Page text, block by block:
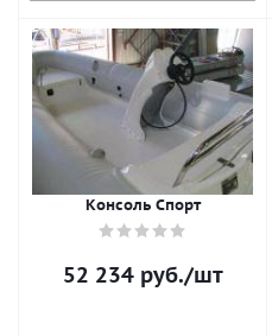
Консоль Спорт
52 234руб./шт